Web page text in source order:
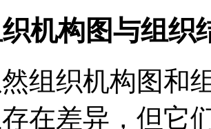
机构图与组织
组织机构图和
存在差异，但它